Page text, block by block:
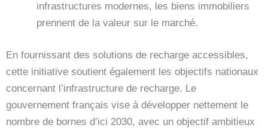
infrastructures modernes, les biens immobiliers
prennent de la valeur sur le marché.
En fournissant des solutions de recharge accessibles,
cette initiative soutient également les objectifs nationaux
concernant l’infrastructure de recharge. Le
gouvernement français vise à développer nettement le
nombre de bornes d’ici 2030, avec un objectif ambitieux